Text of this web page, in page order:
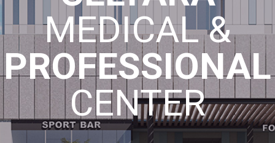
MEDICAL &
PROFESSIONAL
CENTER